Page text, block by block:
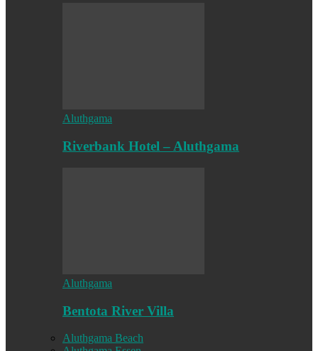
Aluthgama
Riverbank Hotel – Aluthgama
Aluthgama
Bentota River Villa
Aluthgama Beach